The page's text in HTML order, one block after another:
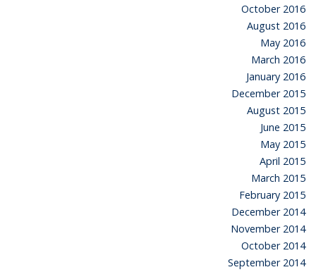
October 2016
August 2016
May 2016
March 2016
January 2016
December 2015
August 2015
June 2015
May 2015
April 2015
March 2015
February 2015
December 2014
November 2014
October 2014
September 2014